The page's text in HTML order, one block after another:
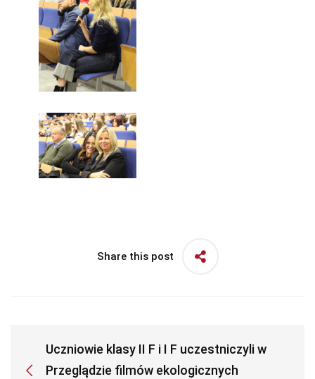
Share this post
Uczniowie klasy II F i I F uczestniczyli w
Przeglądzie filmów ekologicznych